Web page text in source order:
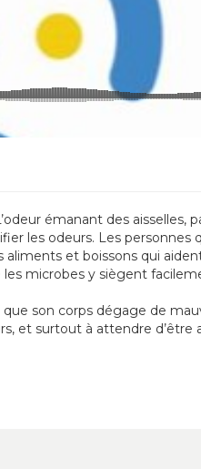
émanant des aisselles,
les odeurs. Les
et boissons qui
microbes y siègent
son corps dégage de
surtout à attendre d’être